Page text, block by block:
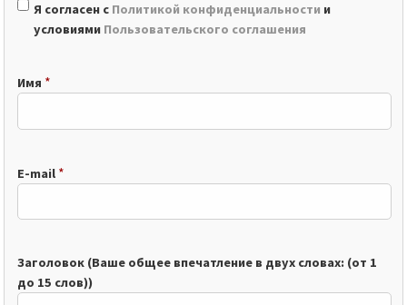
Я согласен с Политикой конфиденциальности и
условиями Пользовательского соглашения
Имя *
E-mail *
Заголовок (Ваше общее впечатление в двух словах: (от 1
до 15 слов))